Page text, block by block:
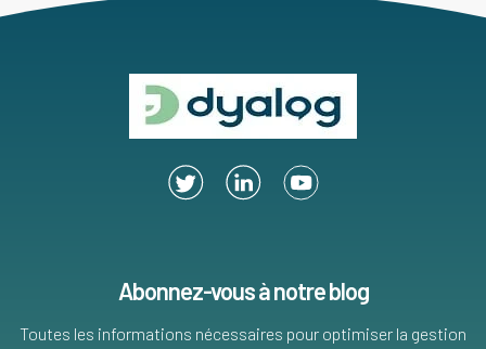
Abonnez-vous à notre blog
Toutes les informations nécessaires pour optimiser la gestion